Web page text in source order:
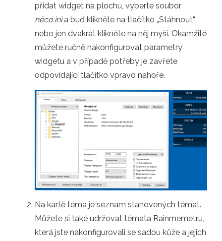
přidat widget na plochu, vyberte soubor
něco.inia buď klikněte na tlačítko „Stáhnout“,
nebo jen dvakrát klikněte na něj myší. Okamžitě
můžete ručně nakonfigurovat parametry
widgetu a v případě potřeby je zavřete
odpovídající tlačítko vpravo nahoře.
Na kartě téma je seznam stanovených témat.
Můžete si také udržovat témata Rainmemetru,
která jste nakonfigurovali se sadou kůže a jejich